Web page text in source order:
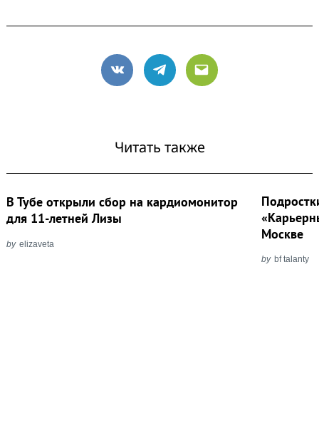
VK Telegram
Email
Читать также
В Тубе открыли сбор на кардиомонитор
для 11-летней Лизы
by elizaveta
Москве
by bf talanty